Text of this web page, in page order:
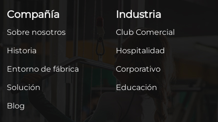
Compañía
Sobre nosotros
Historia
Entorno de fábrica
Solución
Blog
Industria
Club Comercial
Hospitalidad
Corporativo
Educación